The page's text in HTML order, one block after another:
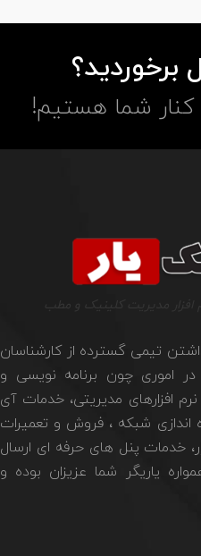
کنار شما هستیم!
افزار مدیریت کلینیک و مطب
تیمی گسترده از کارشناسان
اموری چون برنامه نویسی و
افزارهای مدیریتی، خدمات آی
اندازی شبکه ، فروش و تعمیرات
خدمات پنل های حرفه ای ارسال
یاریگر شما عزیزان بوده و